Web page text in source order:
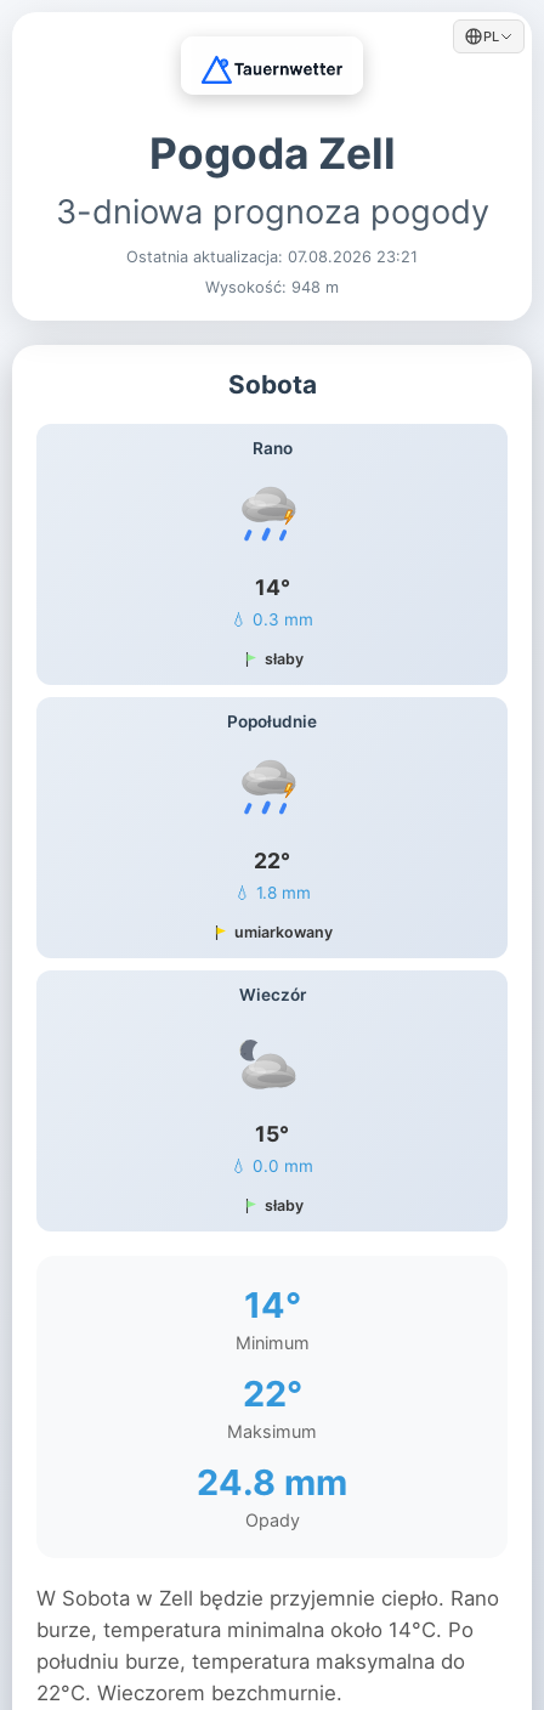
PL
Pogoda Zell
3-dniowa prognoza pogody
Ostatnia aktualizacja: 07.08.2026 23:21
Wysokość: 948 m
Sobota
Rano
14°
💧 0.3 mm
słaby
Popołudnie
22°
💧 1.8 mm
umiarkowany
Wieczór
15°
💧 0.0 mm
słaby
14°
Minimum
22°
Maksimum
24.8 mm
Opady
W Sobota w Zell będzie przyjemnie ciepło. Rano
burze, temperatura minimalna około 14°C. Po
południu burze, temperatura maksymalna do
22°C. Wieczorem bezchmurnie.